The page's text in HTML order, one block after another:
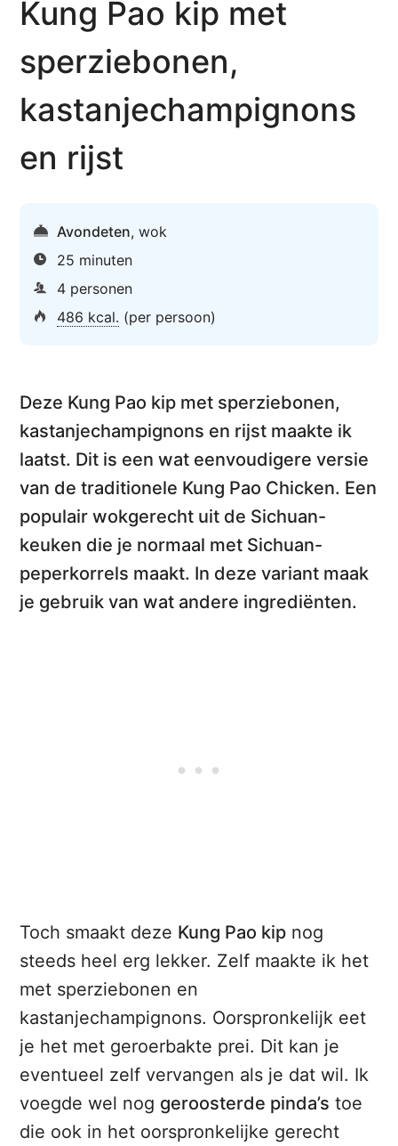
Kung Pao kip met
sperziebonen,
kastanje­champignons
en rijst
Avondeten,wok
25 minuten
4 personen
486 kcal. (per persoon)
Deze Kung Pao kip met sperziebonen,
kastanjechampignons en rijst maakte ik
laatst. Dit is een wat eenvoudigere versie
van de traditionele Kung Pao Chicken. Een
populair wokgerecht uit de Sichuan-
keuken die je normaal met Sichuan-
peperkorrels maakt. In deze variant maak
je gebruik van wat andere ingrediënten.
Toch smaakt deze Kung Pao kip nog
steeds heel erg lekker. Zelf maakte ik het
met sperziebonen en
kastanjechampignons. Oorspronkelijk eet
je het met geroerbakte prei. Dit kan je
eventueel zelf vervangen als je dat wil. Ik
voegde wel nog geroosterde pinda’s toe
die ook in het oorspronkelijke gerecht